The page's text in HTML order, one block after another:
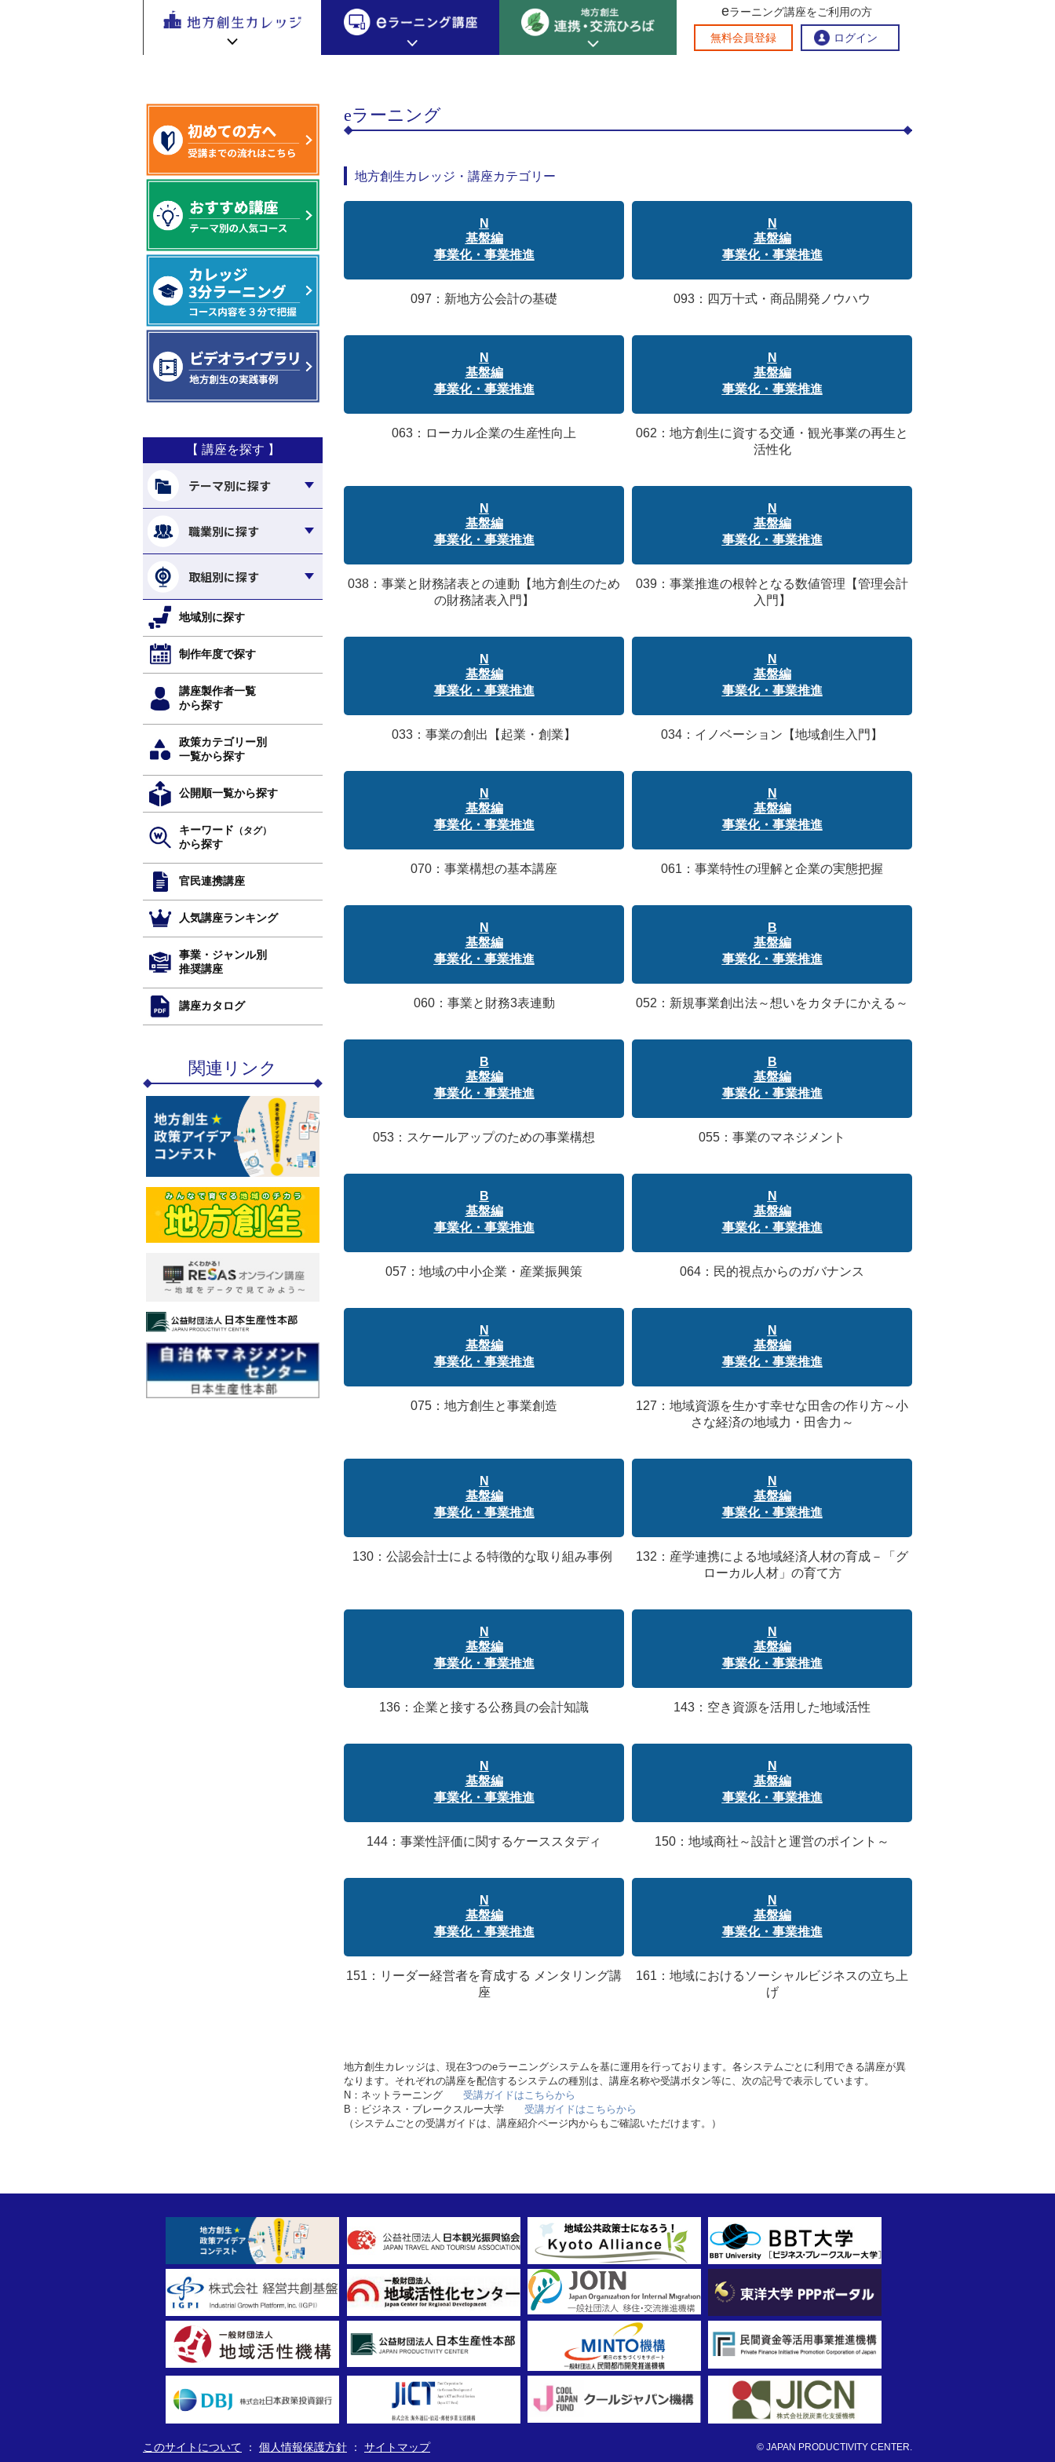
地方創生カレッジ
地方創生カレッジ HOME
新着情報
地方創生カレッジ活用の流れ eラーニング講座 HOME
ビデオライブラリ
eラーニング講座
e ラーニング講座 HOME
初めての方へ
連携交流ひろば
連携・交流ひろば HOME
連携・交流ひろばについて
全国で活躍する地方創生専門人材 地方創生の実践事例紹介
地方創生応援プロジェクト
eラーニング講座をご利用の方
無料会員登録 ログイン
地方創生
を無料eラ
講座が200
>
【 講座を探す 】
テーマ別に探す
職業別に探す
取組別に探す
地域別に探す
制作年度で探す
講座製作者一覧
から探す
政策カテゴリー別
一覧から探す
公開順一覧から探す
キーワード （タグ）
から探す
官民連携講座
人気講座ランキング
事業・ジャンル別
推奨講座
講座カタログ
関連リンク
eラーニング
地方創生カレッジ・講座カテゴリー
N
基盤編
事業化・事業推進
097：新地方公会計の基礎
N
基盤編
事業化・事業推進
093：四万十式・商品開発ノウハウ
N
基盤編
事業化・事業推進
063：ローカル企業の生産性向上
N
基盤編
事業化・事業推進
062：地方創生に資する交通・観光事業の再生と
活性化
N
基盤編
事業化・事業推進
038：事業と財務諸表との連動【地方創生のため
の財務諸表入門】
N
基盤編
事業化・事業推進
039：事業推進の根幹となる数値管理【管理会計
入門】
N
基盤編
事業化・事業推進
033：事業の創出【起業・創業】
N
基盤編
事業化・事業推進
034：イノベーション【地域創生入門】
N
基盤編
事業化・事業推進
070：事業構想の基本講座
N
基盤編
事業化・事業推進
061：事業特性の理解と企業の実態把握
N
基盤編
事業化・事業推進
060：事業と財務3表連動
B
基盤編
事業化・事業推進
052：新規事業創出法～想いをカタチにかえる～
B
基盤編
事業化・事業推進
053：スケールアップのための事業構想
B
基盤編
事業化・事業推進
055：事業のマネジメント
B
基盤編
事業化・事業推進
057：地域の中小企業・産業振興策
N
基盤編
事業化・事業推進
064：民的視点からのガバナンス
N
基盤編
事業化・事業推進
075：地方創生と事業創造
N
基盤編
事業化・事業推進
127：地域資源を生かす幸せな田舎の作り方～小
さな経済の地域力・田舎力～
N
基盤編
事業化・事業推進
130：公認会計士による特徴的な取り組み事例
N
基盤編
事業化・事業推進
132：産学連携による地域経済人材の育成－「グ
ローカル人材」の育て方
N
基盤編
事業化・事業推進
136：企業と接する公務員の会計知識
N
基盤編
事業化・事業推進
143：空き資源を活用した地域活性
N
基盤編
事業化・事業推進
144：事業性評価に関するケーススタディ
N
基盤編
事業化・事業推進
150：地域商社～設計と運営のポイント～
N
基盤編
事業化・事業推進
151：リーダー経営者を育成する メンタリング講
座
N
基盤編
事業化・事業推進
161：地域におけるソーシャルビジネスの立ち上
げ
地方創生カレッジは、現在3つのeラーニングシステムを基に運用を行っております。各システムごとに利用できる講座が異
なります。それぞれの講座を配信するシステムの種別は、講座名称や受講ボタン等に、次の記号で表示しています。
N：ネットラーニング 受講ガイドはこちらから
B：ビジネス・ブレークスルー大学 受講ガイドはこちらから
（システムごとの受講ガイドは、講座紹介ページ内からもご確認いただけます。）
このサイトについて 個人情報保護方針 サイトマップ © JAPAN PRODUCTIVITY CENTER.